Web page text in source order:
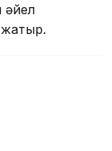
әйел
жатыр.